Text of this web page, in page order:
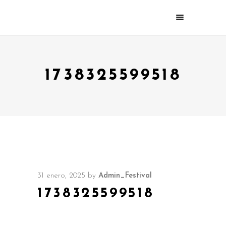
1738325599518
31 enero, 2025 by Admin_Festival
1738325599518